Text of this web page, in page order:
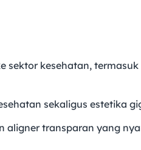
sektor kesehatan, termasuk
sekaligus estetika
aligner transparan yang